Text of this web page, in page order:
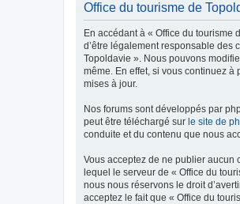
Office du tourisme de
En accédant à « Office du tourisme
d’être légalement responsable des
Topoldavie ». Nous pouvons
même. En effet, si vous continuez
mises à jour.
Nos forums sont développés par
peut être téléchargé sur le site de
conduite et du contenu que nous
Vous acceptez de ne publier aucun
lequel le serveur de « Office du
nous nous réservons le droit
acceptez le fait que « Office du